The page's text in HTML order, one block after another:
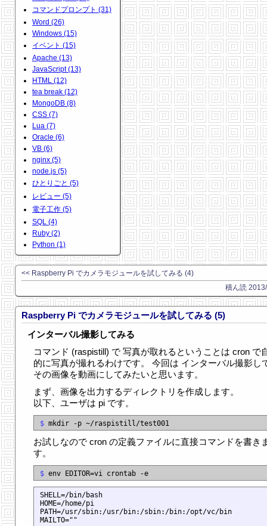
コマンドプロンプト (31)
Word (26)
Windows (15)
イベント (15)
Apache (13)
JavaScript (13)
HTML (12)
tea break (12)
MongoDB (8)
CSS (7)
Lua (7)
Oracle (6)
VB (6)
nginx (5)
node.js (5)
ひとりごと (5)
レビュー (5)
電子工作 (5)
SQL (4)
Ruby (2)
Python (1)
<< Raspberry Pi でカメラモジュールを試してみる (4)
積ん読
Raspberry Pi でカメラモジュールを試してみる (5)
インターバル撮影してみる
コマンド (raspistill) で 写真が取れるということは cron で
的に写真が撮れるわけです。 今回は インターバル撮影し
その画像を動画にしてみたいと思います。
まず、画像を出力するディレクトリを作成します。
以下、ユーザは pi です。
$
お試しなので cron の定義ファイルに直接コマンドを書き
す。
$
SHELL=/bin/bash
HOME=/home/pi
PATH=/usr/sbin:/usr/bin:/sbin:/bin:/opt/vc/bin
MAILTO=""